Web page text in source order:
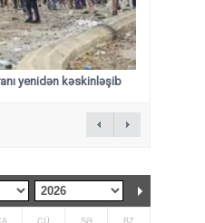
yenidən kəskinləşib